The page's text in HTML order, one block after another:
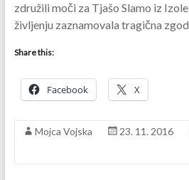
združili moči za Tjašo Slamo iz
življenju zaznamovala tragična
Share this:
Facebook X
Mojca Vojska 23. 11. 2016